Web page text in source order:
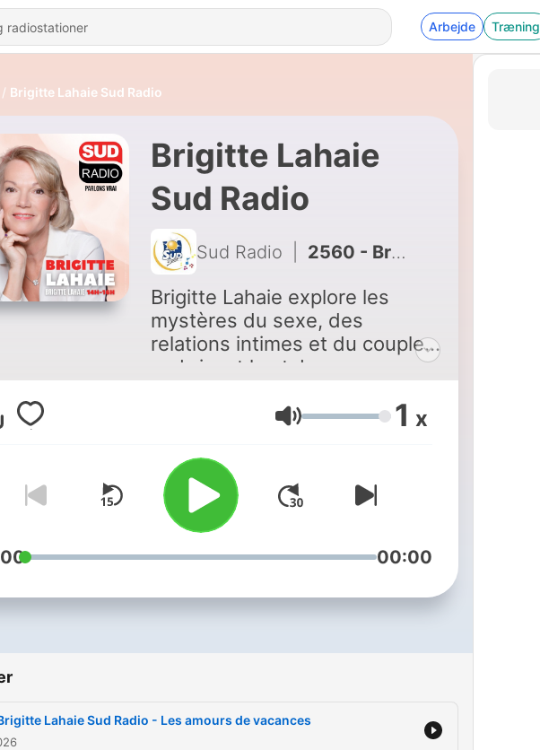
Arbejde Træning
Brigitte Lahaie Sud Radio
Brigitte Lahaie
Sud Radio
Sud Radio 2560 - Brigitte Lahaie Sud Radio - Les amours de vacances
Brigitte Lahaie explore les
mystères du sexe, des
relations intimes et du couple,
en brisant les tabous avec
témoignages sincères des
Lahaie Sud Radio du lundi au
vendredi, de 14h à 16h, sur
Sud Radio et en podcast.
Lydstyrke 1 x
00:00
Lahaie Sud Radio - Les amours de vacances